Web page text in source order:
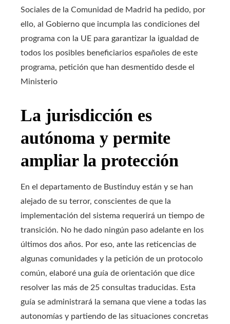
Sociales de la Comunidad de Madrid ha pedido, por
ello, al Gobierno que incumpla las condiciones del
programa con la UE para garantizar la igualdad de
todos los posibles beneficiarios españoles de este
programa, petición que han desmentido desde el
Ministerio
La jurisdicción es
autónoma y permite
ampliar la protección
En el departamento de Bustinduy están y se han
alejado de su terror, conscientes de que la
implementación del sistema requerirá un tiempo de
transición. No he dado ningún paso adelante en los
últimos dos años. Por eso, ante las reticencias de
algunas comunidades y la petición de un protocolo
común, elaboré una guía de orientación que dice
resolver las más de 25 consultas traducidas. Esta
guía se administrará la semana que viene a todas las
autonomías y partiendo de las situaciones concretas